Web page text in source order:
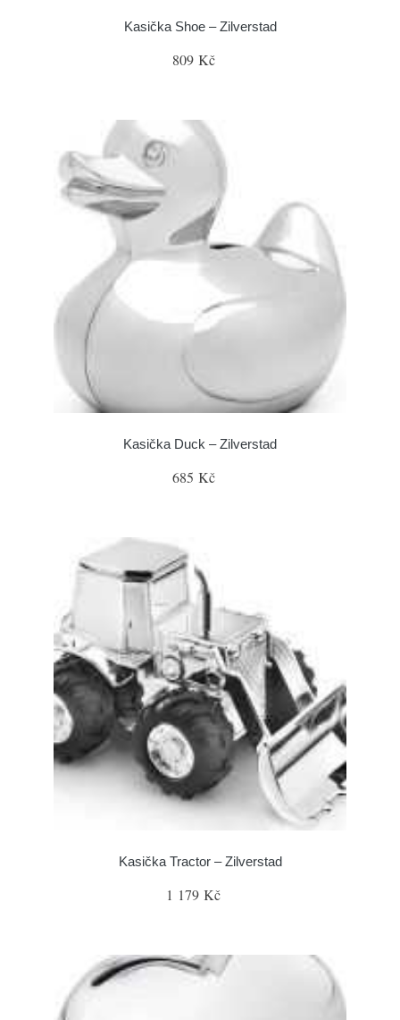
Kasička Shoe – Zilverstad
809 Kč
Kasička Duck – Zilverstad
685 Kč
Kasička Tractor – Zilverstad
1 179 Kč